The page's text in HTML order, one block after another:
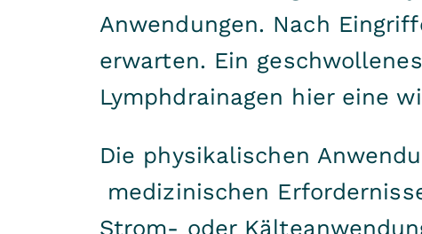
Anwendungen. Nach
erwarten. Ein
Lymphdrainagen hier eine
Die physikalischen
medizinischen
Strom- oder